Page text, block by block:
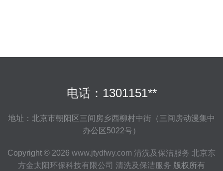
电话：1301151**
地址：北京市朝阳区三间房乡西柳村中街（三间房动漫集中
办公区5022号）
Copyright © 2026 www.jtydfwy.com 清洗及保洁服务 北京东
方金太阳环保科技有限公司 清洗及保洁服务 版权所有